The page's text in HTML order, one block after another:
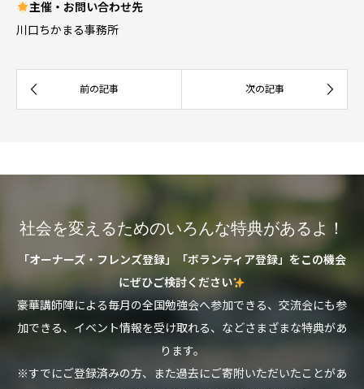
主催・お問い合わせ先
川口ちかまる事務所
社会を変えるためのいろんな特典があるよ！
「オーナーズ・フレンズ登録」「ボランティア登録」をこの機会
にぜひご検討ください
豪華講師陣による毎月の全国勉強会へ参加できる、交流会にも参
加できる、イベント情報を受け取れる、などさまざまな特典があ
ります。
※すでにご登録済みの方、また過去にご寄附いただいたことがあ